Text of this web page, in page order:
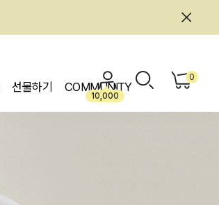
선물하기 COMMUNITY
10,000
0